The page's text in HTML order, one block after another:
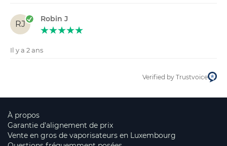
RJ
Robin J
Il y a 2 ans
Verified by Trustvoice
À propos
Garantie d'alignement de prix
Vente en gros de vaporisateurs en Luxembourg